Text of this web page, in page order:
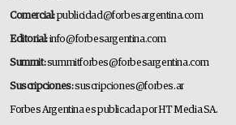
Comercial:publicidad@forbesargentina.com
Editorial:info@forbesargentina.com
Summit:summitforbes@forbesargentina.com
Suscripciones:suscripciones@forbes.ar
Forbes Argentina es publicada por HT Media SA.